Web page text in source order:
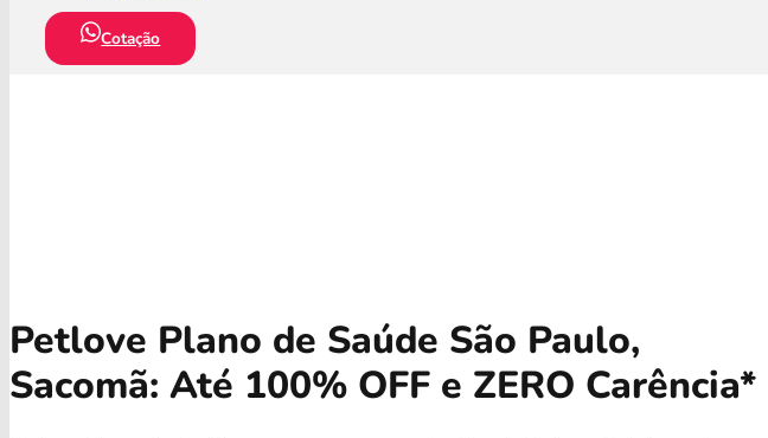
Cotação
Petlove Plano de Saúde São Paulo,
Sacomã: Até 100% OFF e ZERO Carência*